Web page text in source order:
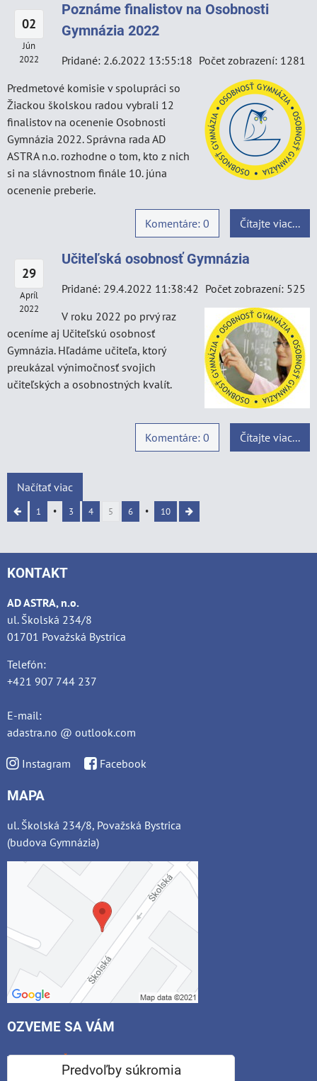
02
Jún
2022
Poznáme finalistov na Osobnosti
Gymnázia 2022
Pridané: 2.6.2022 13:55:18 Počet zobrazení: 1281
Predmetové komisie v spolupráci so
Žiackou školskou radou vybrali 12
finalistov na ocenenie Osobnosti
Gymnázia 2022. Správna rada AD
ASTRA n.o. rozhodne o tom, kto z nich
si na slávnostnom finále 10. júna
ocenenie preberie.
Čítajte viac...
Komentáre: 0
29
Apríl
2022
Učiteľská osobnosť Gymnázia
Pridané: 29.4.2022 11:38:42 Počet zobrazení: 525
V roku 2022 po prvý raz
oceníme aj Učiteľskú osobnosť
Gymnázia. Hľadáme učiteľa, ktorý
preukázal výnimočnosť svojich
učiteľských a osobnostných kvalít.
Čítajte viac...
Komentáre: 0
Načítať viac
1 3 4 5 6 10
KONTAKT
AD ASTRA, n.o.
ul. Školská 234/8
01701 Považská Bystrica
Telefón:
+421 907 744 237
E-mail:
adastra.no @ outlook.com
Instagram Facebook
MAPA
ul. Školská 234/8, Považská Bystrica
(budova Gymnázia)
OZVEME SA VÁM
Váš e-mail:*
Predvoľby súkromia